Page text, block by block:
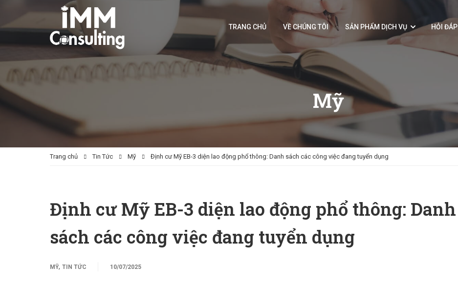
TRANG CHỦ VỀ CHÚNG TÔI SẢN PHẨM DỊCH VỤ HỎI ĐÁP
Mỹ
Trang chủ Tin Tức Mỹ Định cư Mỹ EB-3 diện lao động phổ thông: Danh sách các công việc đang tuyển dụng
Định cư Mỹ EB-3 diện lao động phổ thông: Danh
sách các công việc đang tuyển dụng
MỸ, TIN TỨC 10/07/2025